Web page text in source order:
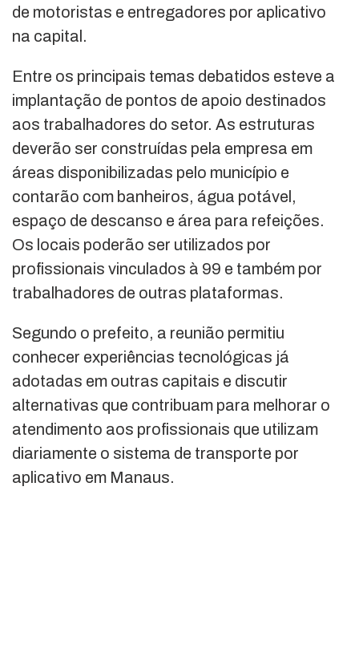
de motoristas e entregadores por aplicativo
na capital.
Entre os principais temas debatidos esteve a
implantação de pontos de apoio destinados
aos trabalhadores do setor. As estruturas
deverão ser construídas pela empresa em
áreas disponibilizadas pelo município e
contarão com banheiros, água potável,
espaço de descanso e área para refeições.
Os locais poderão ser utilizados por
profissionais vinculados à 99 e também por
trabalhadores de outras plataformas.
Segundo o prefeito, a reunião permitiu
conhecer experiências tecnológicas já
adotadas em outras capitais e discutir
alternativas que contribuam para melhorar o
atendimento aos profissionais que utilizam
diariamente o sistema de transporte por
aplicativo em Manaus.